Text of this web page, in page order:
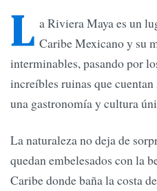
L a Riviera Maya es un
Caribe Mexicano y su
interminables, pasando por
increíbles ruinas que cuentan
una gastronomía y cultura
La naturaleza no deja de
quedan embelesados con la
Caribe donde baña la costa